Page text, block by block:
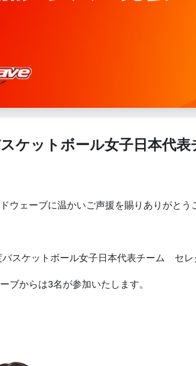
ケットボール女子日本代
ウェーブに温かいご声援を賜りありがとう
バスケットボール女子日本代表チーム セレ
ブからは3名が参加いたします。